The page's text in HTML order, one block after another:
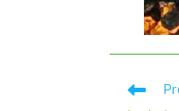
Pročitaj
više